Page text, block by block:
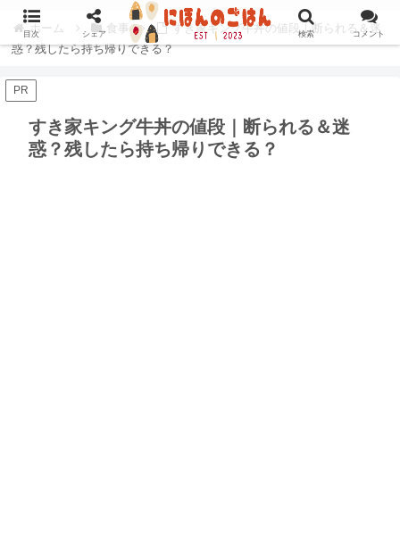
ホーム 食事
すき家キング牛丼の値段｜断られる＆迷
惑？残したら持ち帰りできる？
PR
すき家キング牛丼の値段｜断られる＆迷
惑？残したら持ち帰りできる？
目次 シェア 検索 コメント